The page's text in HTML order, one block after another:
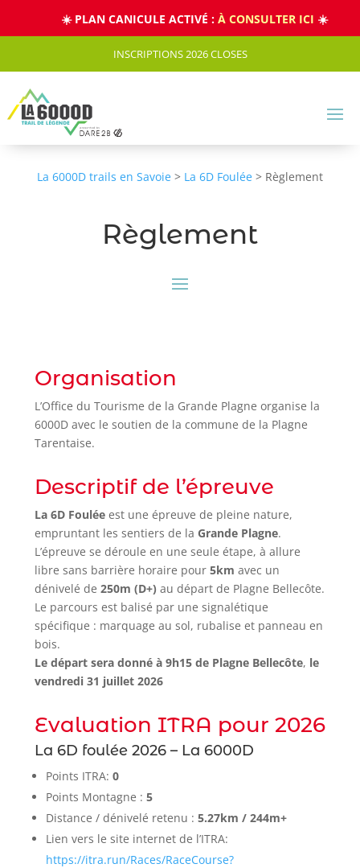
☀️ PLAN CANICULE ACTIVÉ : À CONSULTER ICI ☀️
INSCRIPTIONS 2026 CLOSES
La 6000D trails en Savoie > La 6D Foulée > Règlement
Règlement
Organisation
L’Office du Tourisme de la Grande Plagne organise la
6000D avec le soutien de la commune de la Plagne
Tarentaise.
Descriptif de l’épreuve
La 6D Fouléeest une épreuve de pleine nature,
empruntant les sentiers de la Grande Plagne.
L’épreuve se déroule en une seule étape, à allure
libre sans barrière horaire pour 5km avec un
dénivelé de 250m (D+) au départ de Plagne Bellecôte.
Le parcours est balisé par une signalétique
spécifique : marquage au sol, rubalise et panneau en
bois.
Le départ sera donné à 9h15 de Plagne Bellecôte, le
vendredi 31 juillet 2026
Evaluation ITRA pour 2026
La 6D foulée 2026 – La 6000D
Points ITRA: 0
Points Montagne : 5
Distance / dénivelé retenu : 5.27km / 244m+
Lien vers le site internet de l’ITRA:
https://itra.run/Races/RaceCourse?